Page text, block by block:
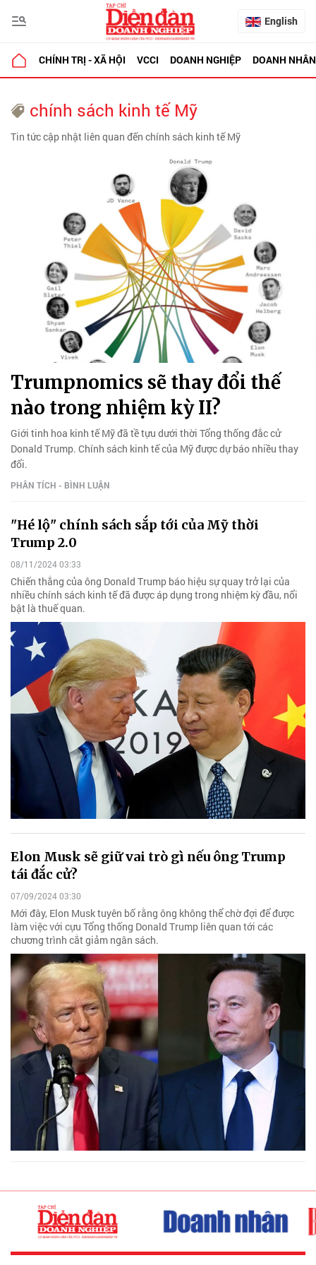
English
CHÍNH TRỊ - XÃ HỘI VCCI DOANH NGHIỆP DOANH NHÂN
chính sách kinh tế Mỹ
Tin tức cập nhật liên quan đến chính sách kinh tế Mỹ
Trumpnomics sẽ thay đổi thế
nào trong nhiệm kỳ II?
Giới tinh hoa kinh tế Mỹ đã tề tựu dưới thời Tổng thống đắc cử
Donald Trump. Chính sách kinh tế của Mỹ được dự báo nhiều thay
đổi.
PHÂN TÍCH - BÌNH LUẬN
"Hé lộ" chính sách sắp tới của Mỹ thời
Trump 2.0
08/11/2024 03:33
Chiến thắng của ông Donald Trump báo hiệu sự quay trở lại của
nhiều chính sách kinh tế đã được áp dụng trong nhiệm kỳ đầu, nổi
bật là thuế quan.
Elon Musk sẽ giữ vai trò gì nếu ông Trump
tái đắc cử?
07/09/2024 03:30
Mới đây, Elon Musk tuyên bố rằng ông không thể chờ đợi để được
làm việc với cựu Tổng thống Donald Trump liên quan tới các
chương trình cắt giảm ngân sách.